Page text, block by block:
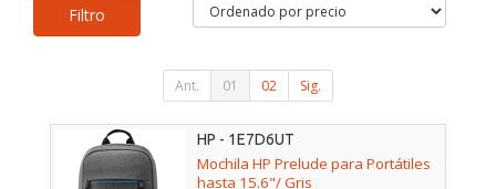
Filtro
Ant. 01 02 Sig.
HP - 1E7D6UT
Mochila HP Prelude para Portátiles
hasta 15.6"/ Gris